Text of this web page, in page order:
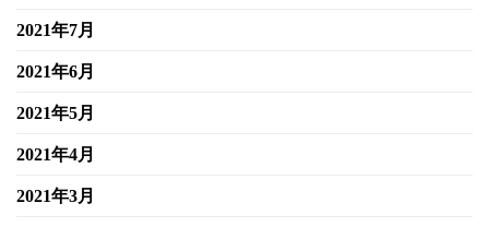
2021年7月
2021年6月
2021年5月
2021年4月
2021年3月